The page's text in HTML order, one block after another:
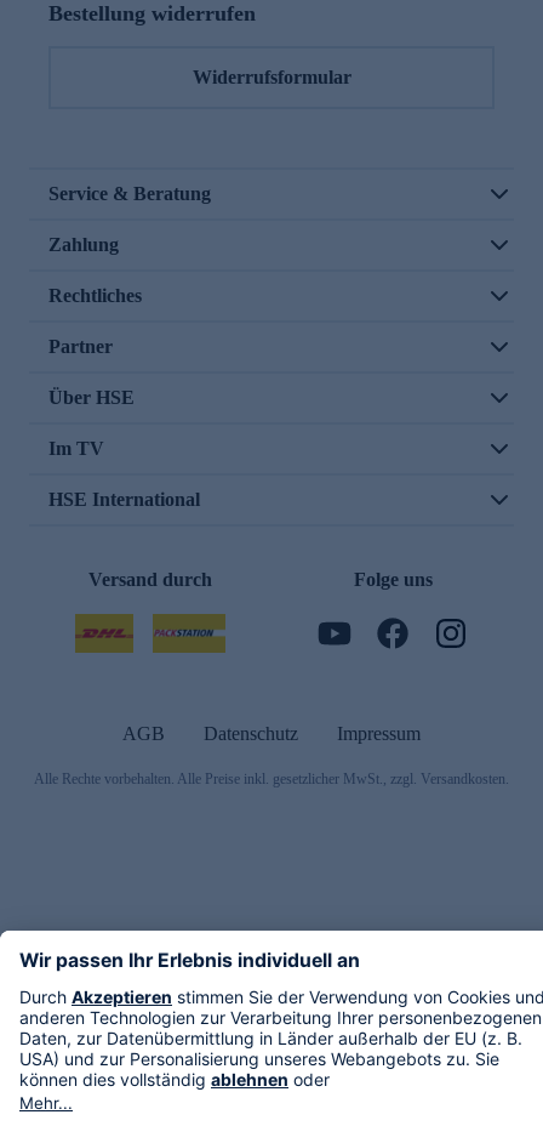
Bestellung widerrufen
Widerrufsformular
Service & Beratung
Zahlung
Rechtliches
Partner
Über HSE
Im TV
HSE International
Versand durch Folge uns
AGB Datenschutz Impressum
Alle Rechte vorbehalten. Alle Preise inkl. gesetzlicher MwSt., zzgl. Versandkosten.